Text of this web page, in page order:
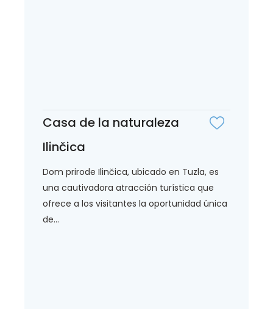
Casa de la naturaleza
Ilinčica
Dom prirode Ilinčica, ubicado en Tuzla, es
una cautivadora atracción turística que
ofrece a los visitantes la oportunidad única
de...